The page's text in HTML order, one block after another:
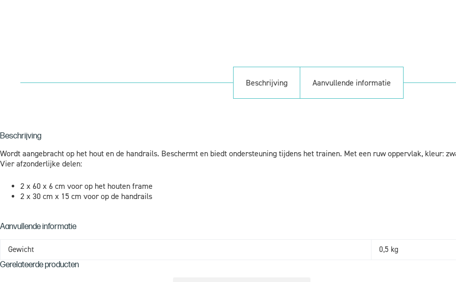
Beschrijving Aanvullende informatie
Beschrijving
Wordt aangebracht op het hout en de handrails. Beschermt en biedt ondersteuning tijdens het trainen. Met een ruw oppervlak, kleur:
Vier afzonderlijke delen:
2 x 60 x 6 cm voor op het houten frame
2 x 30 cm x 15 cm voor op de handrails
Aanvullende informatie
Gewicht
0,5 kg
Gerelateerde producten